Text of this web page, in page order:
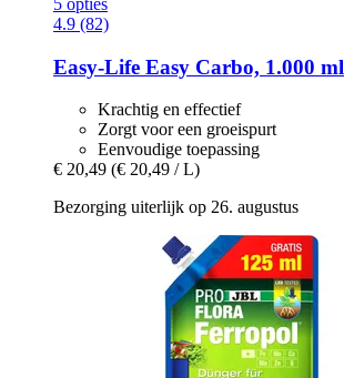
5 opties
4.9 (82)
Easy-Life Easy Carbo, 1.000 ml
Krachtig en effectief
Zorgt voor een groeispurt
Eenvoudige toepassing
€ 20,49 (€ 20,49 / L)
Bezorging uiterlijk op 26. augustus